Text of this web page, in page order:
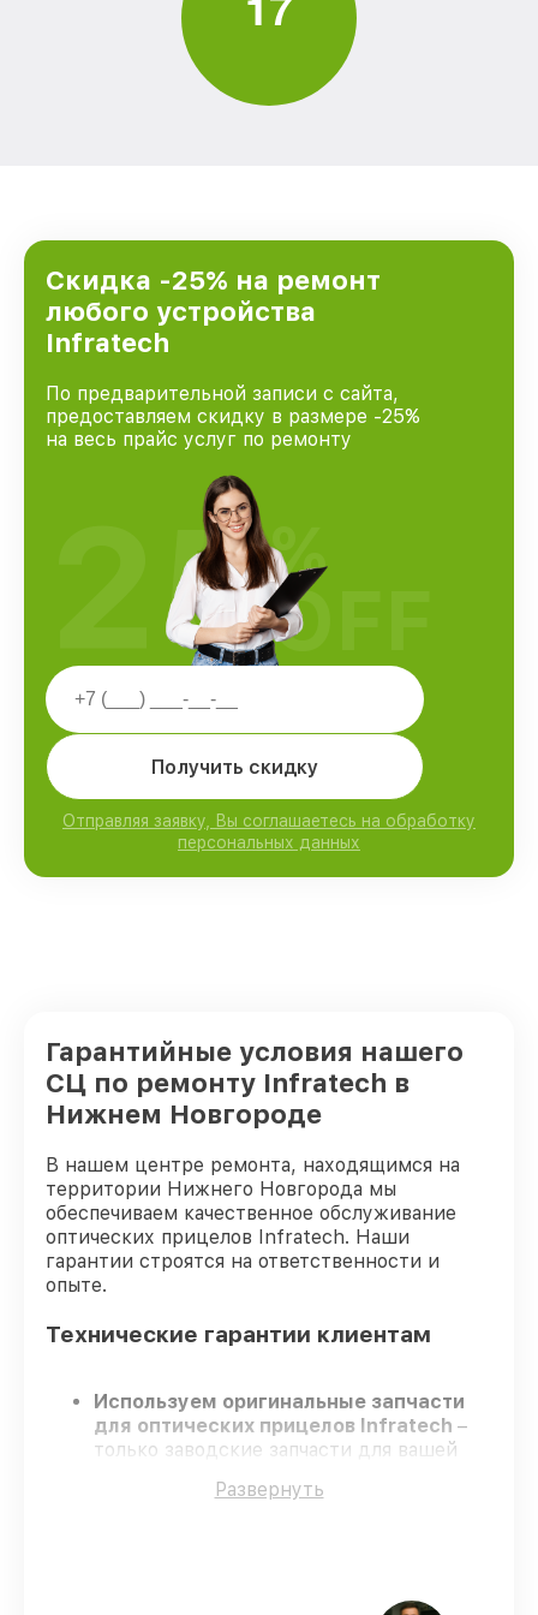
Скидка -25% на ремонт
любого устройства
Infratech
По предварительной записи с сайта,
предоставляем скидку в размере -25%
на весь прайс услуг по ремонту
Получить скидку
Отправляя заявку, Вы соглашаетесь на обработку
персональных данных
25%
OFF
Гарантийные условия нашего
СЦ по ремонту Infratech в
Нижнем Новгороде
В нашем центре ремонта, находящимся на
территории Нижнего Новгорода мы
обеспечиваем качественное обслуживание
оптических прицелов Infratech. Наши
гарантии строятся на ответственности и
опыте.
Технические гарантии клиентам
Используем оригинальные запчасти
для оптических прицелов Infratech –
только заводские запчасти для вашей
Опытные мастера– проходят
Развернуть